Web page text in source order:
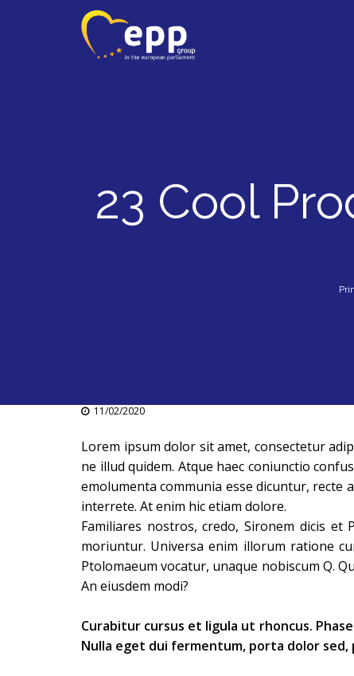
23 Cool
11/02/2020
Lorem ipsum dolor sit amet, consectetur
ne illud quidem. Atque haec coniunctio
emolumenta communia esse dicuntur, recte
interrete. At enim hic etiam dolore.
Familiares nostros, credo, Sironem dicis
moriuntur. Universa enim illorum ratione
Ptolomaeum vocatur, unaque nobiscum Q.
An eiusdem modi?
Curabitur cursus et ligula ut rhoncus.
Nulla eget dui fermentum, porta dolor sed,